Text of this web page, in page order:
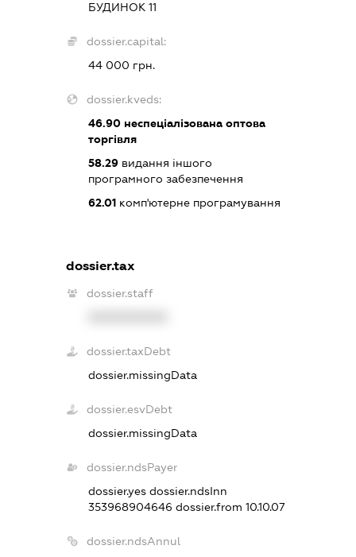
БУДИНОК 11
dossier.capital:
44 000 грн.
dossier.kveds:
46.90 неспеціалізована оптова
торгівля
58.29 видання іншого
програмного забезпечення
62.01 комп'ютерне програмування
dossier.tax
dossier.staff
dossier.taxDebt
dossier.missingData
dossier.esvDebt
dossier.missingData
dossier.ndsPayer
dossier.yesdossier.ndsInn
353968904646dossier.from 10.10.07
dossier.ndsAnnul